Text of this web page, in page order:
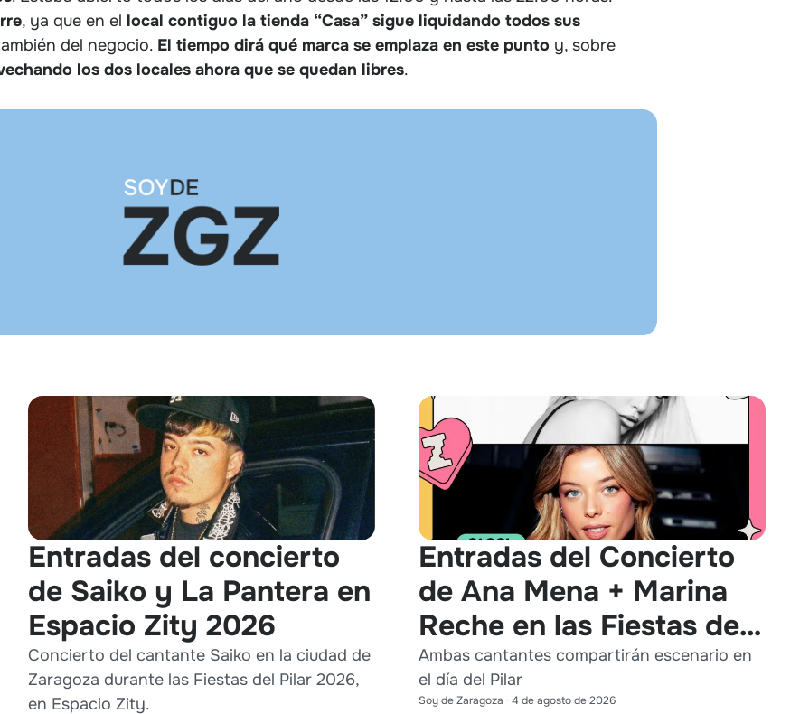
, ya que en el local contiguo la tienda “Casa” sigue liquidando todos sus
del negocio. El tiempo dirá qué marca se emplaza en este punto y, sobre
los dos locales ahora que se quedan libres.
Entradas del concierto
de Saiko y La Pantera en
Espacio Zity 2026
Concierto del cantante Saiko en la ciudad de
Zaragoza durante las Fiestas del Pilar 2026,
en Espacio Zity.
Entradas del Concierto
de Ana Mena + Marina
Reche en las Fiestas del
Pilar 2026
Ambas cantantes compartirán escenario en
el día del Pilar
Soy de Zaragoza · 4 de agosto de 2026